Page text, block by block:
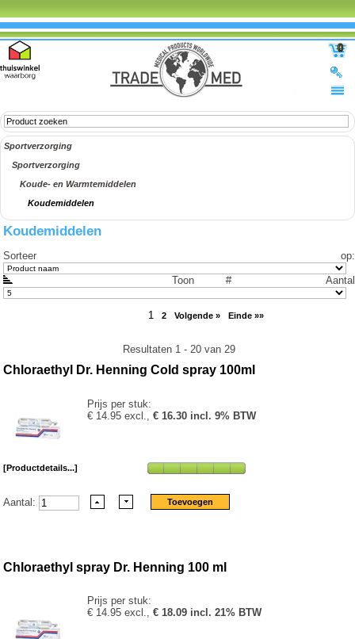
0
Sportverzorging
Sportverzorging
Koude- en Warmtemiddelen
Koudemiddelen
Koudemiddelen
Sorteer op:
Toon # Aantal
1 2 Volgende » Einde »»
Resultaten 1 - 20 van 29
Chloraethyl Dr. Henning Cold spray 100ml
Prijs per stuk:
€ 14.95 excl.,€ 16.30 incl. 9% BTW
[Productdetails...]
Aantal:
Chloraethyl spray Dr. Henning 100 ml
Prijs per stuk:
€ 14.95 excl.,€ 18.09 incl. 21% BTW